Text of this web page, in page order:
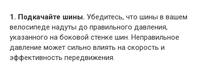
1. Подкачайте шины. Убедитесь, что шины в вашем
велосипеде надуты до правильного давления,
указанного на боковой стенке шин. Неправильное
давление может сильно влиять на скорость и
эффективность передвижения.